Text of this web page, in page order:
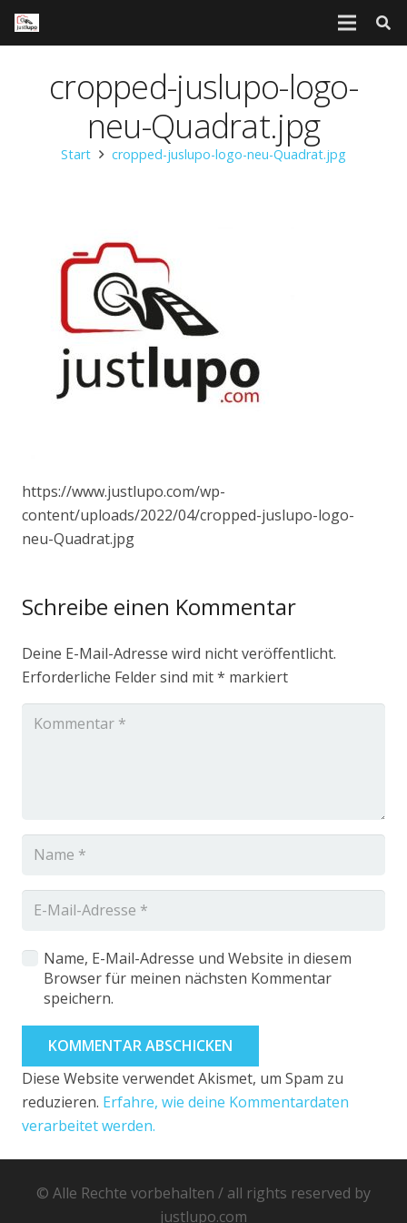
cropped-juslupo-logo-
neu-Quadrat.jpg
Start cropped-juslupo-logo-neu-Quadrat.jpg
https://www.justlupo.com/wp-
content/uploads/2022/04/cropped-juslupo-logo-
neu-Quadrat.jpg
Schreibe einen Kommentar
Deine E-Mail-Adresse wird nicht veröffentlicht.
Erforderliche Felder sind mit* markiert
Name, E-Mail-Adresse und Website in diesem
Browser für meinen nächsten Kommentar
speichern.
KOMMENTAR ABSCHICKEN
Diese Website verwendet Akismet, um Spam zu
reduzieren. Erfahre, wie deine Kommentardaten
verarbeitet werden.
© Alle Rechte vorbehalten / all rights reserved by
justlupo.com